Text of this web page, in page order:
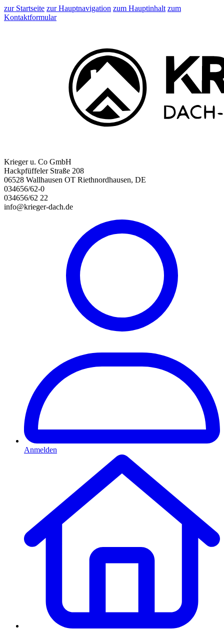
zur Startseite zur Hauptnavigation zum Hauptinhalt zum
Kontaktformular
Krieger u. Co GmbH
Hackpfüffeler Straße 208
06528 Wallhausen OT Riethnordhausen, DE
034656/62-0
034656/62 22
info@krieger-dach.de
Anmelden